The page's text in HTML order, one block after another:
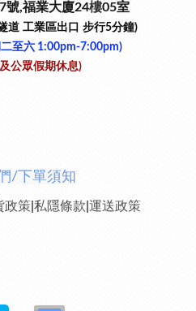
號,福業大廈24樓05室
道 工業區出口 步行5分鐘)
至六​ 1:00pm-7:00pm)
公眾假期休息)
/下單須知
政策 私隱條款 運送政策